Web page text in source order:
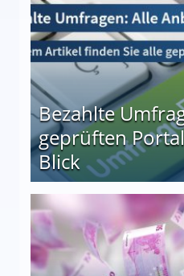
Bezahlte
geprüften
Blick
auf einen Blick